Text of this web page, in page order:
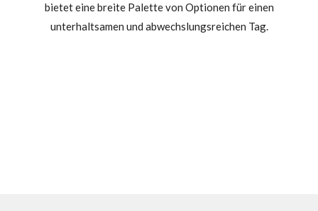
bietet eine breite Palette von Optionen für einen
unterhaltsamen und abwechslungsreichen Tag.